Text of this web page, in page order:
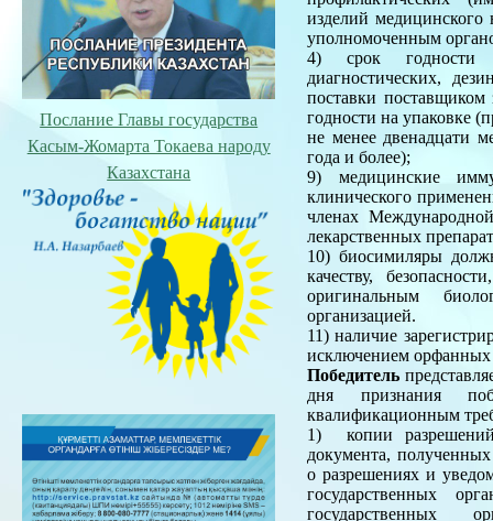
Послание Главы государства
Касым-Жомарта Токаева народу
Казахстана
изделий медицинского
уполномоченным
4) срок годности
диагностических,
поставки поставщиком
годности на упаковке
не менее двенадцати
года и более);
9) медицинские
клинического
членах
лекарственных
10) биосимиляры
качеству,
оригинальным
организацией.
11) наличие
исключением орфанных
Победитель
дня признания
квалификационным
1) копии разрешений
документа, полученных
о разрешениях и
государственных
государственных